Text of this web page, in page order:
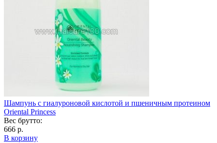
Шампунь с гиалуроновой кислотой и пшеничным протеином
Oriental Princess
Вес брутто:
666 р.
В корзину